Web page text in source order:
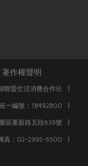
著作權聲明
聯盟生活消費合作社 |
一編號：18492800 |
區重新路五段639號 |
真：02-2995-6500 |